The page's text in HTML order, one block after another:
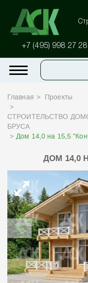
+7 (495) 998 27 28
Главная Проекты
СТРОИТЕЛЬСТВО
БРУСА
Дом 14,0 на 15,5
ДОМ 14,0